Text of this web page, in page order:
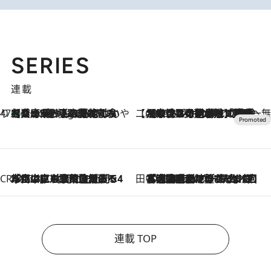
SERIES
連載
47都道府県の手みやげ ひんやりスイーツで夏を満喫
5 Hours Ago
【兵庫県】この夏絶対食べたい 冷やしておいしいおやつ3選 淡路島の恵みをジェラートに集約 【CREA×星野リゾート】唯一無二。癒しと発見が待つ場所へ
2026.8.7
【トンボの足水浴】ヒノキの香りに包まれて涼感マックス！約13℃の湧水かけ流しを避暑地「星野温泉 トンボの湯」で体験
CREA'S CHOICE
2026.8.7
「立川にも歌舞伎があるんだよ」 片岡仁左衛門・市川中車ら豪華座組みで4年目の立川立飛歌舞伎へ 田中稲の勝手に再ブーム
2026.8.7
「湘南乃風に憧れて」観客大盛上がりの“タオル回し”に、ラッパー顔負けの高速歌唱まで…さだまさし（74）のアグレッシブすぎる現在地
連載 TOP